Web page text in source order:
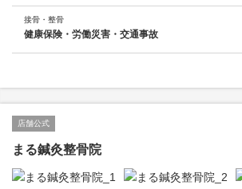
接骨・整骨
健康保険・労働災害・交通事故
店舗公式
まる鍼灸整骨院